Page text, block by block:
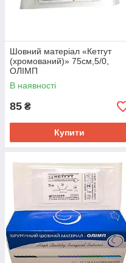
Шовний матеріал «Кетгут
(хромований)» 75см,5/0,
ОЛІМП
В наявності
85 ₴
Купити